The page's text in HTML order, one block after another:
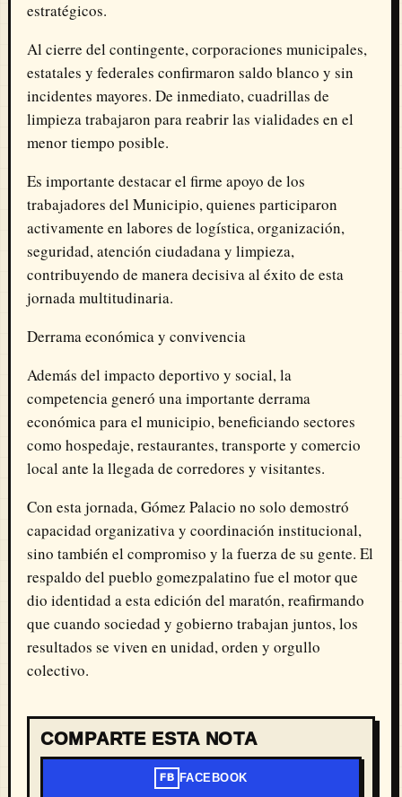
estratégicos.
Al cierre del contingente, corporaciones municipales,
estatales y federales confirmaron saldo blanco y sin
incidentes mayores. De inmediato, cuadrillas de
limpieza trabajaron para reabrir las vialidades en el
menor tiempo posible.
Es importante destacar el firme apoyo de los
trabajadores del Municipio, quienes participaron
activamente en labores de logística, organización,
seguridad, atención ciudadana y limpieza,
contribuyendo de manera decisiva al éxito de esta
jornada multitudinaria.
Derrama económica y convivencia
Además del impacto deportivo y social, la
competencia generó una importante derrama
económica para el municipio, beneficiando sectores
como hospedaje, restaurantes, transporte y comercio
local ante la llegada de corredores y visitantes.
Con esta jornada, Gómez Palacio no solo demostró
capacidad organizativa y coordinación institucional,
sino también el compromiso y la fuerza de su gente. El
respaldo del pueblo gomezpalatino fue el motor que
dio identidad a esta edición del maratón, reafirmando
que cuando sociedad y gobierno trabajan juntos, los
resultados se viven en unidad, orden y orgullo
colectivo.
COMPARTE ESTA NOTA
FB FACEBOOK